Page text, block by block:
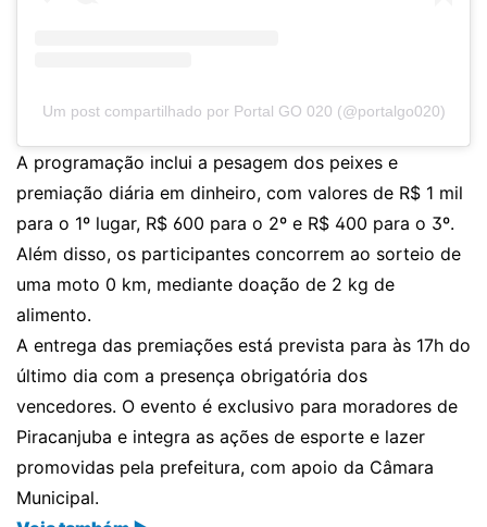
Um post compartilhado por Portal GO 020 (@portalgo020)
A programação inclui a pesagem dos peixes e
premiação diária em dinheiro, com valores de R$ 1 mil
para o 1º lugar, R$ 600 para o 2º e R$ 400 para o 3º.
Além disso, os participantes concorrem ao sorteio de
uma moto 0 km, mediante doação de 2 kg de
alimento.
A entrega das premiações está prevista para às 17h do
último dia com a presença obrigatória dos
vencedores. O evento é exclusivo para moradores de
Piracanjuba e integra as ações de esporte e lazer
promovidas pela prefeitura, com apoio da Câmara
Municipal.